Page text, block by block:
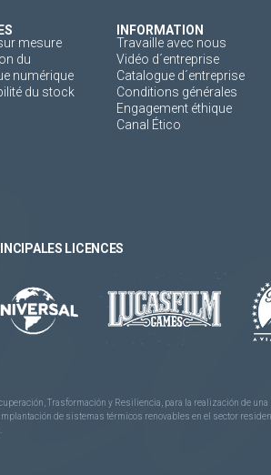
mesure
du
numérique
du stock
INFORMATION
Travaille avec nous
Vidéo d´entreprise
Catalogue d´entreprise
Conditions générales
Engagement éthique
Canal Ético
LICENCES
Trasformación y Resiliencia, para la realización de
de sistemas térmicos renovables en el sector